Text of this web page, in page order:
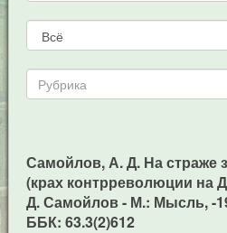
Самойлов, А. Д. На страже
(крах контрреволюции на
Д. Самойлов - М.: Мысль, -
ББК: 63.3(2)612